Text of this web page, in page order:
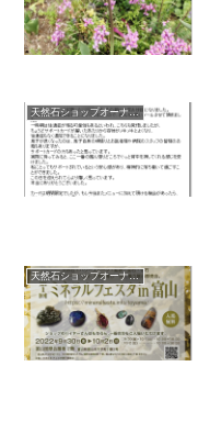
天然石ショップオーナーのブログ
天然石ショップオーナーのブログ